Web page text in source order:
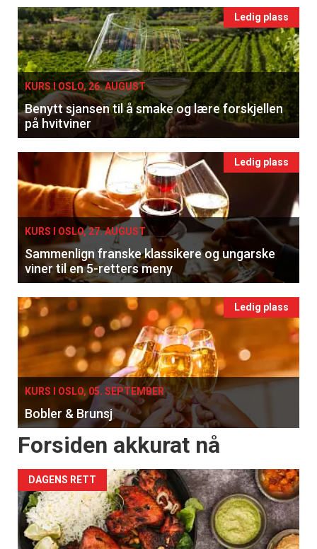
Ledig plass
KURS I OSLO, 26. AUGUST
Benytt sjansen til å smake og lære forskjellen
på hvitviner
Ledig plass
KURS I OSLO, 27. AUGUST
Sammenlign franske klassikere og ungarske
viner til en 5-retters meny
Ledig plass
KURS I OSLO, 05. SEPTEMBER
Bobler & Brunsj
Forsiden akkurat nå
DAGENS RETT